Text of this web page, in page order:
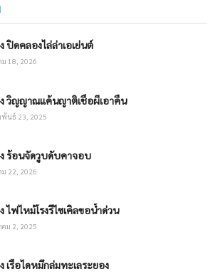
ปิดคลองไล่ล่าเอเย่นต์
18, 2026
วิญญาณแค้นญาติเชื่อผีเอาคืน
พันธ์ 23, 2025
ร้อนจัดวูบดับคาจอบ
22, 2026
ไฟไหม้โรงรีไซเคิลขอน้ำด่วน
ม 2, 2025
เรือไดหมึกล่มทะเลระยอง